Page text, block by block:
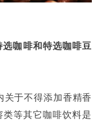
咖啡和特选咖啡豆
关于不得添加香精香
等其它咖啡饮料是